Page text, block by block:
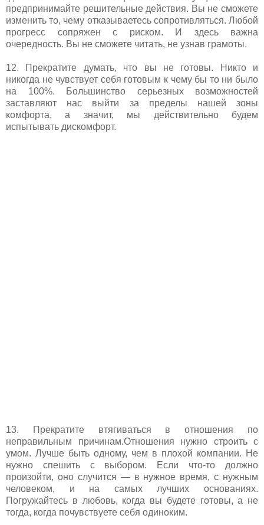
предпринимайте решительные действия. Вы не сможете
изменить то, чему отказываетесь сопротивляться. Любой
прогресс сопряжен с риском. И здесь важна
очередность. Вы не сможете читать, не узнав грамоты.
12. Прекратите думать, что вы не готовы. Никто и
никогда не чувствует себя готовым к чему бы то ни было
на 100%. Большинство серьезных возможностей
заставляют нас выйти за пределы нашей зоны
комфорта, а значит, мы действительно будем
испытывать дискомфорт.
13. Прекратите втягиваться в отношения по
неправильным причинам.Отношения нужно строить с
умом. Лучше быть одному, чем в плохой компании. Не
нужно спешить с выбором. Если что-то должно
произойти, оно случится — в нужное время, с нужным
человеком, и на самых лучших основаниях.
Погружайтесь в любовь, когда вы будете готовы, а не
тогда, когда почувствуете себя одиноким.